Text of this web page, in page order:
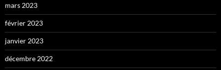
mars 2023
février 2023
janvier 2023
décembre 2022